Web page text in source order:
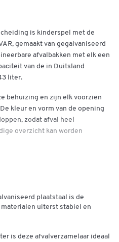
is kinderspel met de
gemaakt van gegalvaniseerd
afvalbakken met elk een
van de in Duitsland
liter.
behuizing en zijn elk voorzien
kleur en vorm van de opening
zodat afval heel
overzicht kan worden
klemring waaraan je
kunt hangen. Ze hebben ook
door middel van randstrips.
zijn L 320 x B 320 x H 700 mm
plaatstaal is de
uiterst stabiel en
is deze afvalverzamelaar ideaal